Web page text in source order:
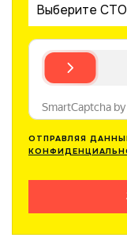
Выберите СТО
ОТПРАВЛЯЯ